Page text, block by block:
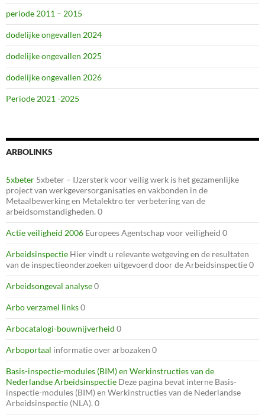
periode 2011 – 2015
dodelijke ongevallen 2024
dodelijke ongevallen 2025
dodelijke ongevallen 2026
Periode 2021 -2025
ARBOLINKS
5xbeter 5xbeter – IJzersterk voor veilig werk is het gezamenlijke
project van werkgeversorganisaties en vakbonden in de
Metaalbewerking en Metalektro ter verbetering van de
arbeidsomstandigheden. 0
Actie veiligheid 2006 Europees Agentschap voor veiligheid 0
Arbeidsinspectie Hier vindt u relevante wetgeving en de resultaten
van de inspectieonderzoeken uitgevoerd door de Arbeidsinspectie 0
Arbeidsongeval analyse0
Arbo verzamel links0
Arbocatalogi-bouwnijverheid 0
Arboportaal informatie over arbozaken 0
Basis-inspectie-modules (BIM) en Werkinstructies van de
Nederlandse Arbeidsinspectie Deze pagina bevat interne Basis-
inspectie-modules (BIM) en Werkinstructies van de Nederlandse
Arbeidsinspectie (NLA). 0